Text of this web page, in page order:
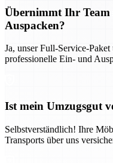
Übernimmt Ihr Team
Auspacken?
Ja, unser Full-Service-
professionelle Ein- und
Ist mein Umzugsgut
Selbstverständlich! Ihre
Transports über uns